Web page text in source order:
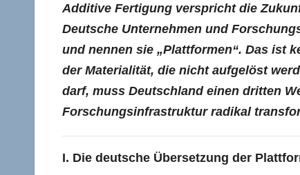
Additive Fertigung verspricht die
Deutsche Unternehmen und
und nennen sie „Plattformen“. Das ist
der Materialität, die nicht aufgelöst
darf, muss Deutschland einen dritten
Forschungsinfrastruktur radikal
I. Die deutsche Übersetzung der